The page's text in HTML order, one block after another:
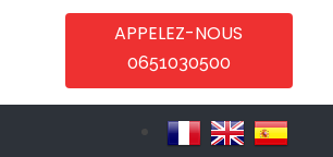
APPELEZ-NOUS
0651030500